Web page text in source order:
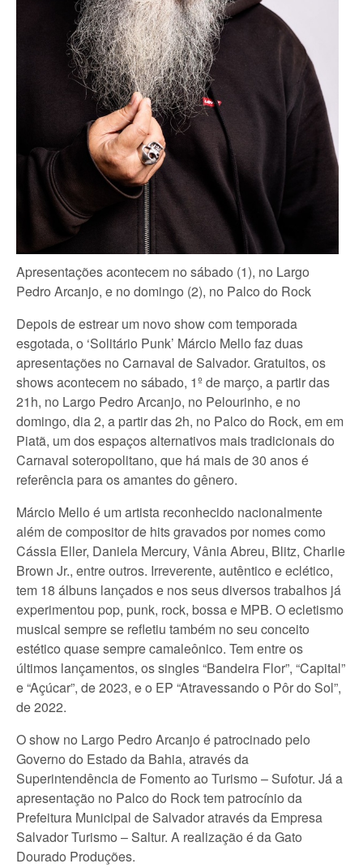
Apresentações acontecem no sábado (1), no Largo
Pedro Arcanjo, e no domingo (2), no Palco do Rock
Depois de estrear um novo show com temporada
esgotada, o ‘Solitário Punk’ Márcio Mello faz duas
apresentações no Carnaval de Salvador. Gratuitos, os
shows acontecem no sábado, 1º de março, a partir das
21h, no Largo Pedro Arcanjo, no Pelourinho, e no
domingo, dia 2, a partir das 2h, no Palco do Rock, em em
Piatã, um dos espaços alternativos mais tradicionais do
Carnaval soteropolitano, que há mais de 30 anos é
referência para os amantes do gênero.
Márcio Mello é um artista reconhecido nacionalmente
além de compositor de hits gravados por nomes como
Cássia Eller, Daniela Mercury, Vânia Abreu, Blitz, Charlie
Brown Jr., entre outros. Irreverente, autêntico e eclético,
tem 18 álbuns lançados e nos seus diversos trabalhos já
experimentou pop, punk, rock, bossa e MPB. O ecletismo
musical sempre se refletiu também no seu conceito
estético quase sempre camaleônico. Tem entre os
últimos lançamentos, os singles “Bandeira Flor”, “Capital”
e “Açúcar”, de 2023, e o EP “Atravessando o Pôr do Sol”,
de 2022.
O show no Largo Pedro Arcanjo é patrocinado pelo
Governo do Estado da Bahia, através da
Superintendência de Fomento ao Turismo – Sufotur. Já a
apresentação no Palco do Rock tem patrocínio da
Prefeitura Municipal de Salvador através da Empresa
Salvador Turismo – Saltur. A realização é da Gato
Dourado Produções.